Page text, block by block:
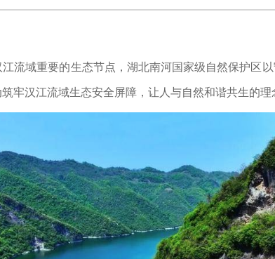
流域重要的生态节点，湖北南河国家级自然保护区
牢汉江流域生态安全屏障，让人与自然和谐共生的理